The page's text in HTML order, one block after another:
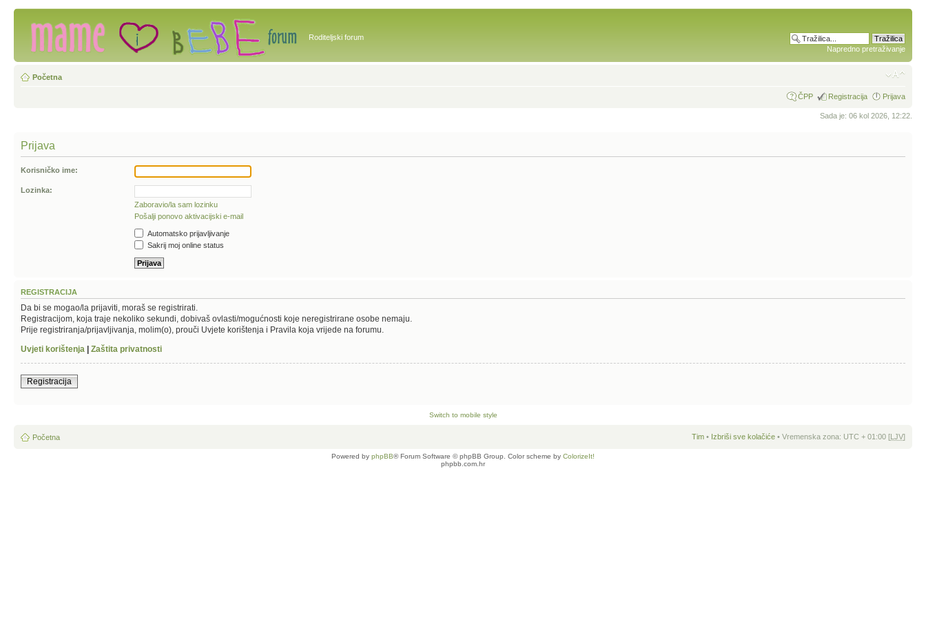
Roditeljski forum
Napredno pretraživanje
Početna
ČPP Registracija Prijava
Sada je: 06 kol 2026, 12:22.
Prijava
Korisničko ime:
Lozinka:
Zaboravio/la sam lozinku
Pošalji ponovo aktivacijski e-mail
Automatsko prijavljivanje
Sakrij moj online status
REGISTRACIJA
Da bi se mogao/la prijaviti, moraš se registrirati.
Registracijom, koja traje nekoliko sekundi, dobivaš ovlasti/mogućnosti koje neregistrirane osobe nemaju.
Prije registriranja/prijavljivanja, molim(o), prouči Uvjete korištenja i Pravila koja vrijede na forumu.
Uvjeti korištenja
Zaštita privatnosti
Registracija
Switch to mobile style
Početna Tim • Izbriši sve kolačiće • Vremenska zona: UTC + 01:00 [LJV]
Powered by phpBB® Forum Software © phpBB Group. Color scheme by ColorizeIt!
phpbb.com.hr